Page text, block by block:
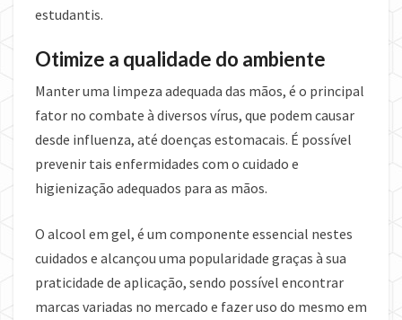
estudantis.
Otimize a qualidade do ambiente
Manter uma limpeza adequada das mãos, é o principal
fator no combate à diversos vírus, que podem causar
desde influenza, até doenças estomacais. É possível
prevenir tais enfermidades com o cuidado e
higienização adequados para as mãos.
O alcool em gel, é um componente essencial nestes
cuidados e alcançou uma popularidade graças à sua
praticidade de aplicação, sendo possível encontrar
marcas variadas no mercado e fazer uso do mesmo em